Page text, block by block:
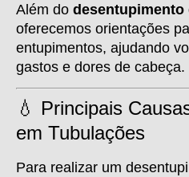
Além do desentupimento
oferecemos orientações
entupimentos, ajudando
gastos e dores de cabeça.
💧 Principais
em Tubulações
Para realizar um